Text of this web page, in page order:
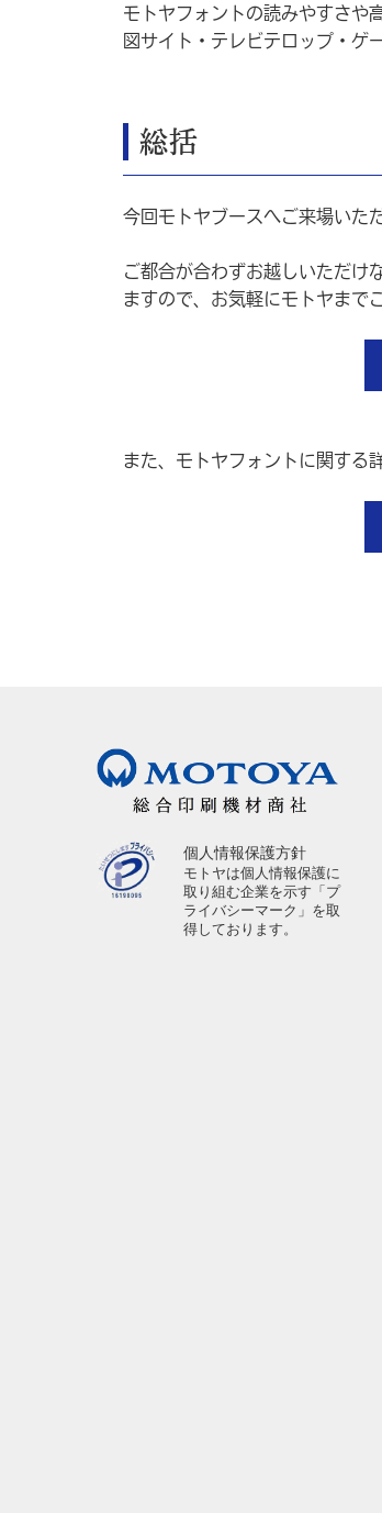
モトヤフォントの読みやすさや
図サイト・テレビテロップ・ゲ
総括
今回モトヤブースへご来場いた
ご都合が合わずお越しいただけ
ますので、お気軽にモトヤまで
また、モトヤフォントに関する
個人情報保護方針
モトヤは個人情報保護に
取り組む企業を示す「プ
ライバシーマーク」を取
得しております。